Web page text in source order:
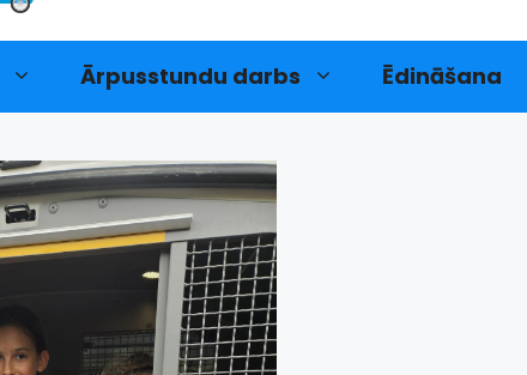
Ārpusstundu darbs Ēdināšana